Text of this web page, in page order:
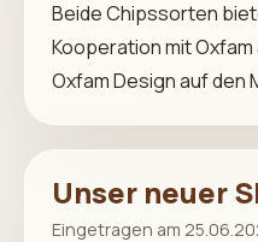
Beide Chipssorten
Kooperation mit Oxfam
Oxfam Design auf den
Unser neuer
Eingetragen am